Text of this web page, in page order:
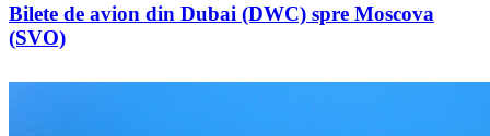
Bilete de avion din Dubai (DWC) spre Moscova
(SVO)